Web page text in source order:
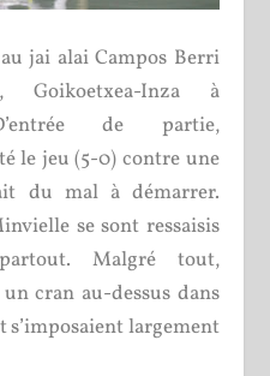
jai alai Campos Berri
Goikoetxea-Inza à
de partie,
le jeu (5-0) contre une
du mal à démarrer.
se sont ressaisis
Malgré tout,
cran au-dessus dans
s’imposaient largement